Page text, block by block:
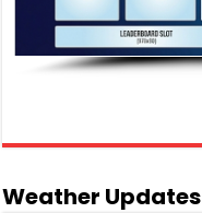
Weather Updates